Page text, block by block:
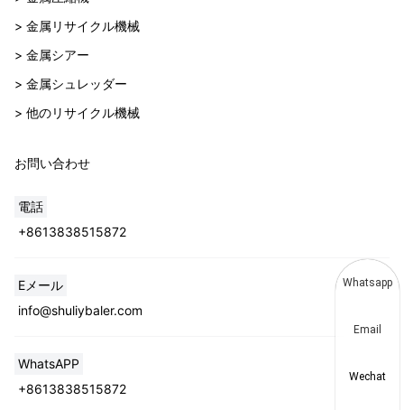
> 金属リサイクル機械
> 金属シアー
> 金属シュレッダー
> 他のリサイクル機械
お問い合わせ
電話
+8613838515872
Eメール
info@shuliybaler.com
WhatsAPP
+8613838515872
Whatsapp
Email
Wechat